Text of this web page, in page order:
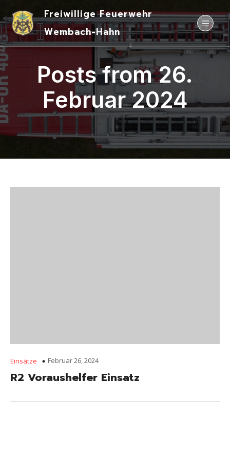
Freiwillige Feuerwehr
Wembach-Hahn
Posts from 26.
Februar 2024
Einsätze Februar 26, 2024
R2 Voraushelfer Einsatz